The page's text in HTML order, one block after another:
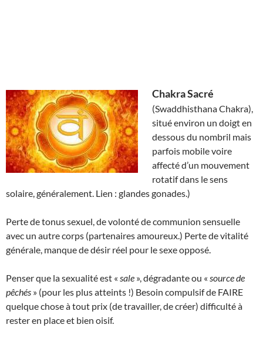
Chakra Sacré
(Swaddhisthana Chakra),
situé environ un doigt en
dessous du nombril mais
parfois mobile voire
affecté d’un mouvement
rotatif dans le sens
solaire, généralement. Lien : glandes gonades.)
Perte de tonus sexuel, de volonté de communion sensuelle
avec un autre corps (partenaires amoureux.) Perte de vitalité
générale, manque de désir réel pour le sexe opposé.
Penser que la sexualité est « sale », dégradante ou « source de
pêchés » (pour les plus atteints !) Besoin compulsif de FAIRE
quelque chose à tout prix (de travailler, de créer) difficulté à
rester en place et bien oisif.